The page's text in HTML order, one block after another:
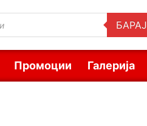
БАРАЈ
Промоции Галерија